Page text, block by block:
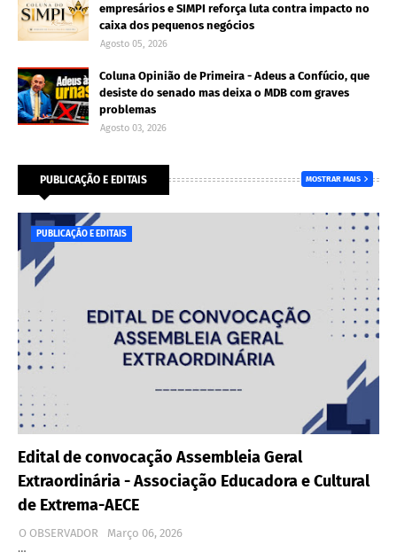
empresários e SIMPI reforça luta contra impacto no
caixa dos pequenos negócios
Agosto 05, 2026
Coluna Opinião de Primeira - Adeus a Confúcio, que
desiste do senado mas deixa o MDB com graves
problemas
Agosto 03, 2026
PUBLICAÇÃO E EDITAIS MOSTRAR MAIS
PUBLICAÇÃO E EDITAIS
Edital de convocação Assembleia Geral
Extraordinária - Associação Educadora e Cultural
de Extrema-AECE
O OBSERVADOR
Março 06, 2026
…